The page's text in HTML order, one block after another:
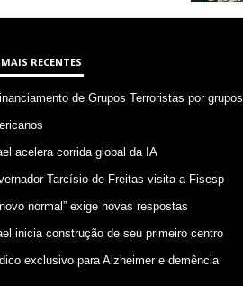
RECENTES
de Grupos Terroristas por grupos
acelera corrida global da IA
Tarcísio de Freitas visita a Fisesp
normal” exige novas respostas
inicia construção de seu primeiro centro
exclusivo para Alzheimer e demência